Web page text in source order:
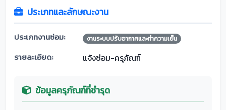
ประเภทและลักษณะงาน
ประเภทงานซ่อม: งานระบบปรับอากาศและทำความเย็น
รายละเอียด: แจ้งซ่อม-ครุภัณฑ์
ข้อมูลครุภัณฑ์ที่ชำรุด